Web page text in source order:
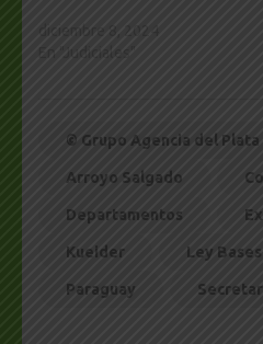
© Grupo Agencia del Plata
Arroyo Salgado
Departamentos
Kueider Ley Bases
Paraguay